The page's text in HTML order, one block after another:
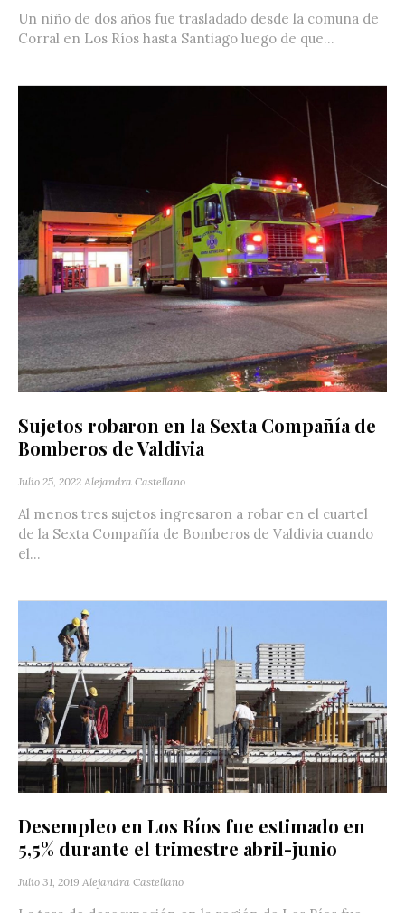
Un niño de dos años fue trasladado desde la comuna de
Corral en Los Ríos hasta Santiago luego de que...
Sujetos robaron en la Sexta Compañía de
Bomberos de Valdivia
Julio 25, 2022 Alejandra Castellano
Al menos tres sujetos ingresaron a robar en el cuartel
de la Sexta Compañía de Bomberos de Valdivia cuando
el...
Desempleo en Los Ríos fue estimado en
5,5% durante el trimestre abril-junio
Julio 31, 2019 Alejandra Castellano